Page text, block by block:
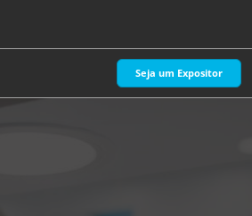
Seja um Expositor